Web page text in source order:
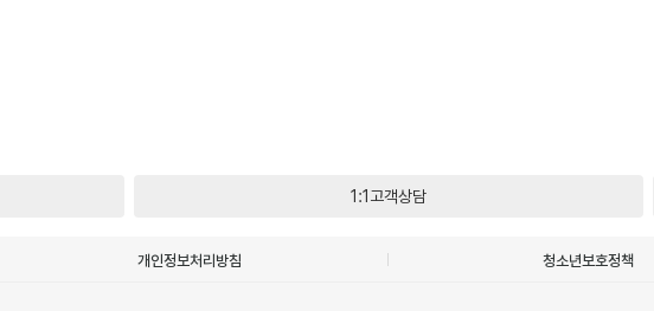
1:1고객상담
개인정보처리방침 청소년보호정책